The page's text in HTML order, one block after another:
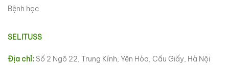
Bệnh học
SELITUSS
Địa chỉ: Số 2 Ngõ 22, Trung Kính, Yên Hòa, Cầu Giấy, Hà Nội